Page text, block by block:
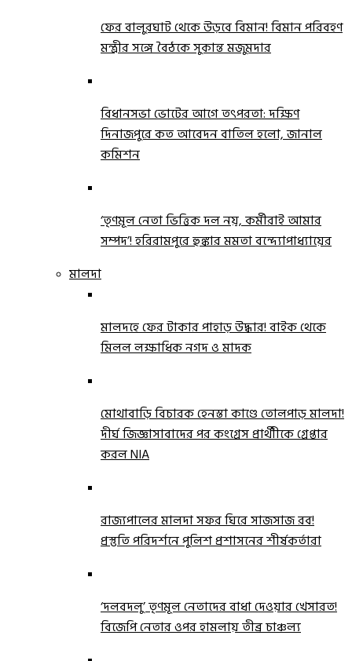
ফের বালুরঘাট থেকে উড়বে বিমান! বিমান পরিবহণ
মন্ত্রীর সঙ্গে বৈঠকে সুকান্ত মজুমদার
বিধানসভা ভোটের আগে তৎপরতা: দক্ষিণ
দিনাজপুরে কত আবেদন বাতিল হলো, জানাল
কমিশন
‘তৃণমূল নেতা ভিত্তিক দল নয়, কর্মীরাই আমার
সম্পদ’! হরিরামপুরে হুঙ্কার মমতা বন্দ্যোপাধ্যায়ের
মালদা
মালদহে ফের টাকার পাহাড় উদ্ধার! বাইক থেকে
মিলল লক্ষাধিক নগদ ও মাদক
মোথাবাড়ি বিচারক হেনস্তা কাণ্ডে তোলপাড় মালদা!
দীর্ঘ জিজ্ঞাসাবাদের পর কংগ্রেস প্রার্থীীকে গ্রেপ্তার
করল NIA
রাজ্যপালের মালদা সফর ঘিরে সাজসাজ রব!
প্রস্তুতি পরিদর্শনে পুলিশ প্রশাসনের শীর্ষকর্তারা
‘দলবদলু’ তৃণমূল নেতাদের বাধা দেওয়ার খেসারত!
বিজেপি নেতার ওপর হামলায় তীব্র চাঞ্চল্য